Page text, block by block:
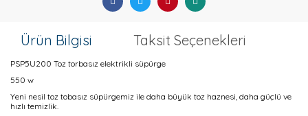
Ürün Bilgisi Taksit Seçenekleri
PSP5U200 Toz torbasız elektrikli süpürge
550 w
Yeni nesil toz tobasız süpürgemiz ile daha büyük toz haznesi, daha güçlü ve
hızlı temizlik.